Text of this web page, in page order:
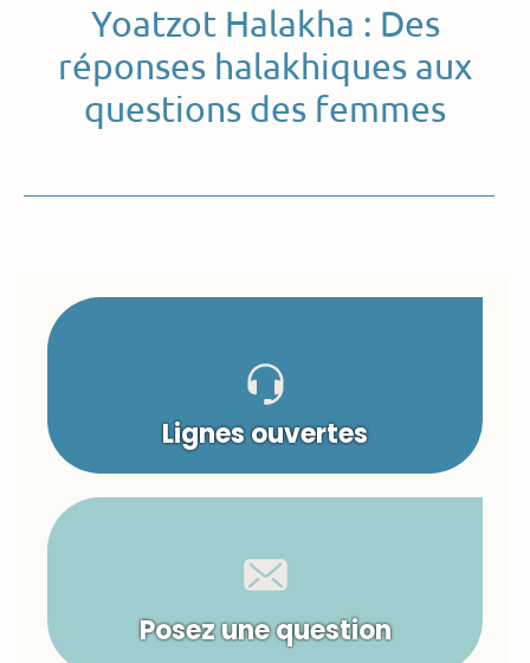
Yoatzot Halakha : Des
réponses halakhiques aux
questions des femmes
Lignes ouvertes
Posez une question